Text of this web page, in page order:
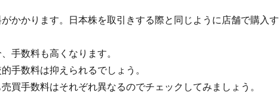
かかります。日本株を取引きする際と同じように店舗で購入す
手数料も高くなります。
手数料は抑えられるでしょう。
買手数料はそれぞれ異なるのでチェックしてみましょう。